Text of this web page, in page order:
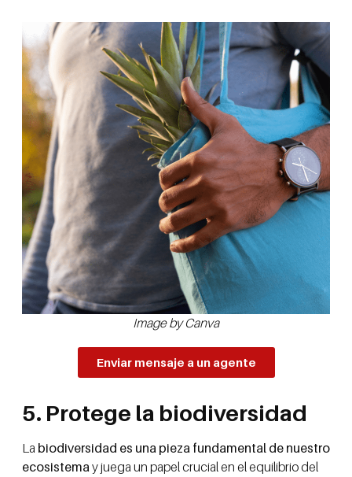
Image by Canva
Enviar mensaje a un agente
5. Protege la biodiversidad
La biodiversidad es una pieza fundamental de nuestro
ecosistemay juega un papel crucial en el equilibrio del